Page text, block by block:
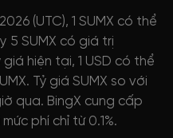
(UTC), 1 SUMX có thể
5 SUMX có giá trị
hiện tại, 1 USD có thể
Tỷ giá SUMX so với
qua. BingX cung cấp
phí chỉ từ 0.1%.